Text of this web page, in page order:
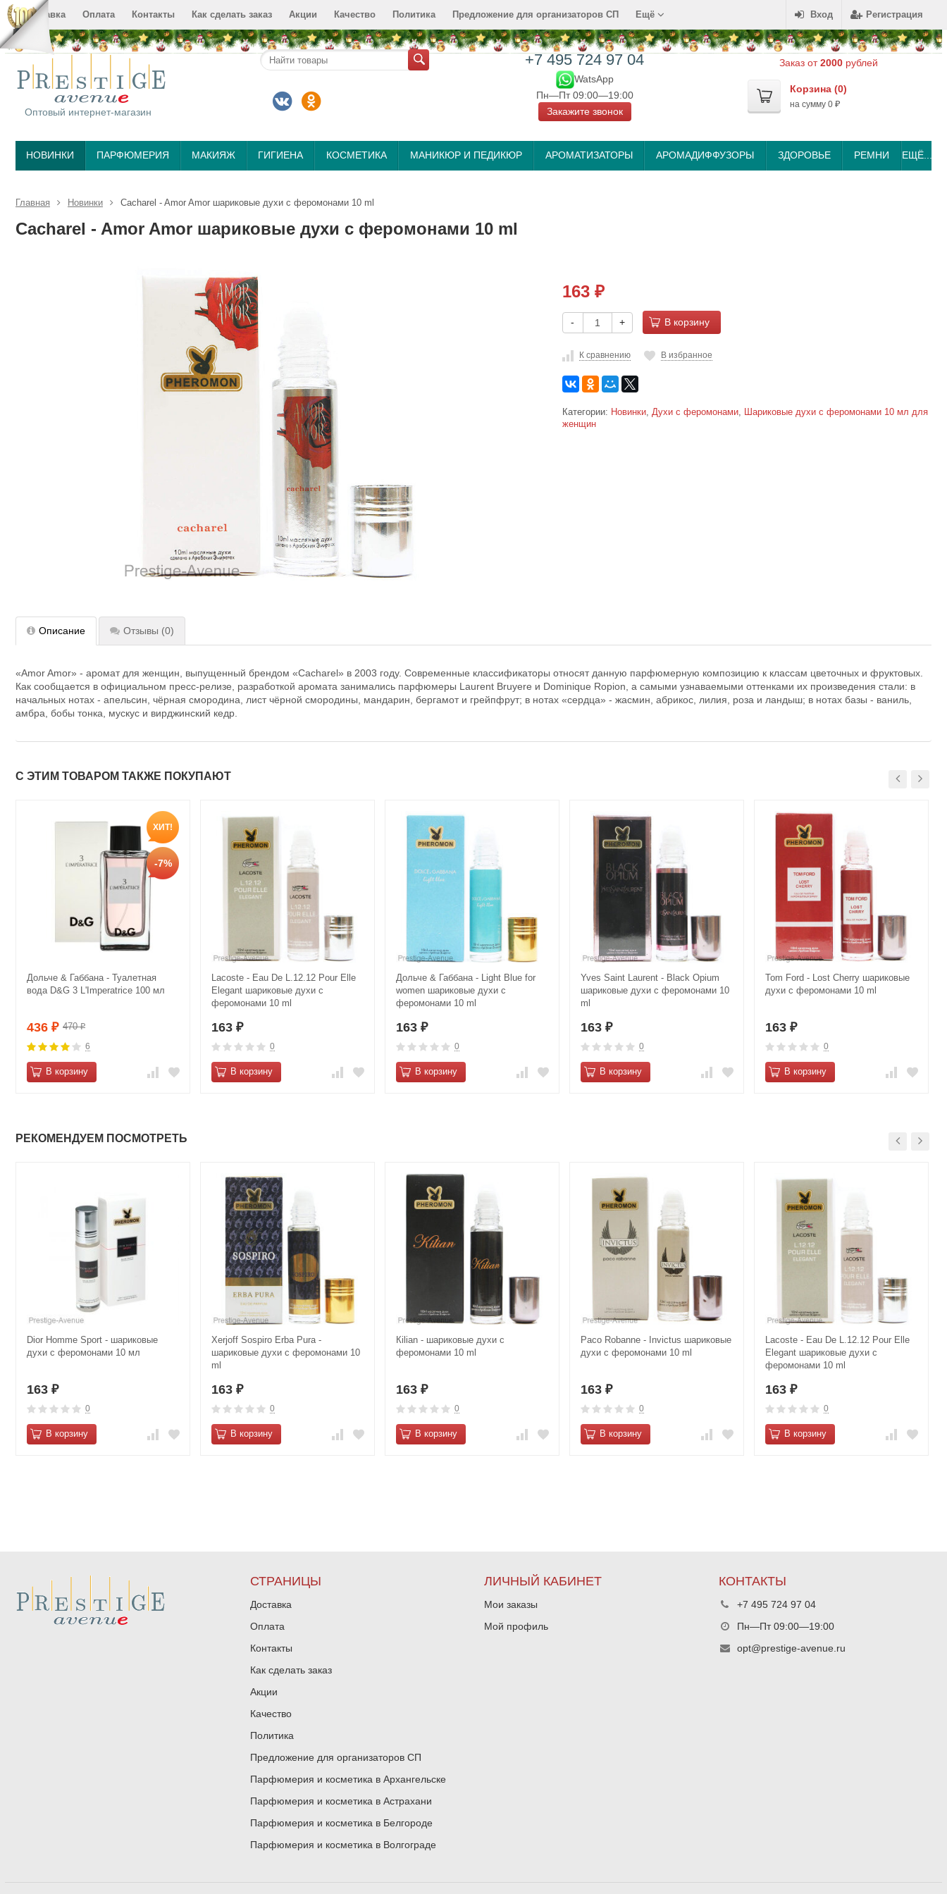
Вход Регистрация
Доставка Оплата Контакты Как сделать заказ Акции Качество Политика Предложение для организаторов СП Ещё
Оптовый интернет-магазин
+7 495 724 97 04
WatsApp
Пн—Пт 09:00—19:00
Закажите звонок
Заказ от2000 рублей
Корзина (0)
на сумму 0 ₽
НОВИНКИ ПАРФЮМЕРИЯ МАКИЯЖ ГИГИЕНА КОСМЕТИКА МАНИКЮР И ПЕДИКЮР АРОМАТИЗАТОРЫ АРОМАДИФФУЗОРЫ ЗДОРОВЬЕ РЕМНИ ЕЩЁ...
Главная Новинки Cacharel - Amor Amor шариковые духи с феромонами 10 ml
Cacharel - Amor Amor шариковые духи с феромонами 10 ml
163 ₽
- + В корзину
К сравнению В избранное
Категории: Новинки, Духи с феромонами, Шариковые духи с феромонами 10 мл для
женщин
Описание Отзывы (0)
«Amor Amor» - аромат для женщин, выпущенный брендом «Cacharel» в 2003 году. Современные классификаторы относят данную парфюмерную композицию к классам цветочных и фруктовых.
Как сообщается в официальном пресс-релизе, разработкой аромата занимались парфюмеры Laurent Bruyere и Dominique Ropion, а самыми узнаваемыми оттенками их произведения стали: в
начальных нотах - апельсин, чёрная смородина, лист чёрной смородины, мандарин, бергамот и грейпфрут; в нотах «сердца» - жасмин, абрикос, лилия, роза и ландыш; в нотах базы - ваниль,
амбра, бобы тонка, мускус и вирджинский кедр.
С ЭТИМ ТОВАРОМ ТАКЖЕ ПОКУПАЮТ
ХИТ!
-7%
Дольче & Габбана - Туалетная
вода D&G 3 L'Imperatrice 100 мл
436 ₽ 470₽
6
В корзину
Lacoste - Eau De L.12.12 Pour Elle
Elegant шариковые духи с
феромонами 10 ml
163 ₽
0
В корзину
Дольче & Габбана - Light Blue for
women шариковые духи с
феромонами 10 ml
163 ₽
0
В корзину
Yves Saint Laurent - Black Opium
шариковые духи с феромонами 10
ml
163 ₽
0
В корзину
Tom Ford - Lost Cherry шариковые
духи с феромонами 10 ml
163 ₽
0
В корзину
РЕКОМЕНДУЕМ ПОСМОТРЕТЬ
Dior Homme Sport - шариковые
духи с феромонами 10 мл
163 ₽
0
В корзину
Xerjoff Sospiro Erba Pura -
шариковые духи с феромонами 10
ml
163 ₽
0
В корзину
Кіlіаn - шариковые духи с
феромонами 10 ml
163 ₽
0
В корзину
Paco Robanne - Invictus шариковые
духи с феромонами 10 ml
163 ₽
0
В корзину
Lacoste - Eau De L.12.12 Pour Elle
Elegant шариковые духи с
феромонами 10 ml
163 ₽
0
В корзину
СТРАНИЦЫ
Доставка
Оплата
Контакты
Как сделать заказ
Акции
Качество
Политика
Предложение для организаторов СП
Парфюмерия и косметика в Архангельске
Парфюмерия и косметика в Астрахани
Парфюмерия и косметика в Белгороде
Парфюмерия и косметика в Волгограде
ЛИЧНЫЙ КАБИНЕТ
Мои заказы
Мой профиль
КОНТАКТЫ
+7 495 724 97 04
Пн—Пт 09:00—19:00
opt@prestige-avenue.ru